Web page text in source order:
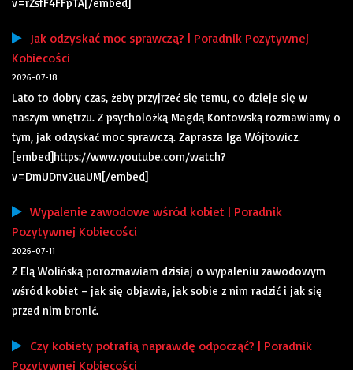
Jak odzyskać moc sprawczą? | Poradnik Pozytywnej
Kobiecości
2026-07-18
Lato to dobry czas, żeby przyjrzeć się temu, co dzieje się w
naszym wnętrzu. Z psycholożką Magdą Kontowską rozmawiamy o
tym, jak odzyskać moc sprawczą. Zaprasza Iga Wójtowicz.
[embed]https://www.youtube.com/watch?
v=DmUDnv2uaUM[/embed]
Wypalenie zawodowe wśród kobiet | Poradnik
Pozytywnej Kobiecości
2026-07-11
Z Elą Wolińską porozmawiam dzisiaj o wypaleniu zawodowym
wśród kobiet – jak się objawia, jak sobie z nim radzić i jak się
przed nim bronić.
Czy kobiety potrafią naprawdę odpocząć? | Poradnik
Pozytywnej Kobiecości